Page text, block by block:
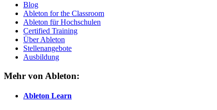
Blog
Ableton for the Classroom
Ableton für Hochschulen
Certified Training
Über Ableton
Stellenangebote
Ausbildung
Mehr von Ableton:
Ableton Learn